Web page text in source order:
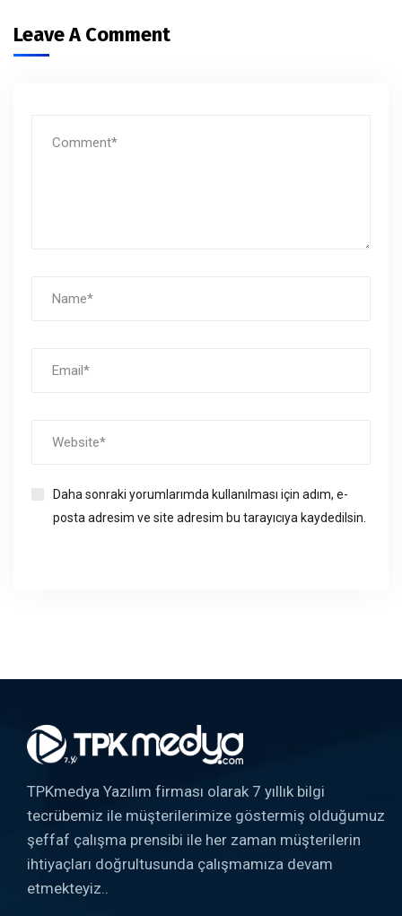
Leave A Comment
Daha sonraki yorumlarımda kullanılması için adım, e-
posta adresim ve site adresim bu tarayıcıya kaydedilsin.
TPKmedya Yazılım firması olarak 7 yıllık bilgi
tecrübemiz ile müşterilerimize göstermiş olduğumuz
şeffaf çalışma prensibi ile her zaman müşterilerin
ihtiyaçları doğrultusunda çalışmamıza devam
etmekteyiz..